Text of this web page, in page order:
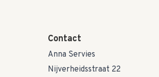
Contact
Anna Servies
Nijverheidsstraat 22